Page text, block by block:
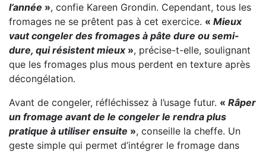
l’année », confie Kareen Grondin. Cependant, tous les
fromages ne se prêtent pas à cet exercice. « Mieux
vaut congeler des fromages à pâte dure ou semi-
dure, qui résistent mieux », précise-t-elle, soulignant
que les fromages plus mous perdent en texture après
décongélation.
Avant de congeler, réfléchissez à l’usage futur. « Râper
un fromage avant de le congeler le rendra plus
pratique à utiliser ensuite », conseille la cheffe. Un
geste simple qui permet d’intégrer le fromage dans